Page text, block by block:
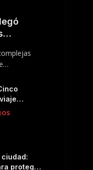
ciudad:
proteger